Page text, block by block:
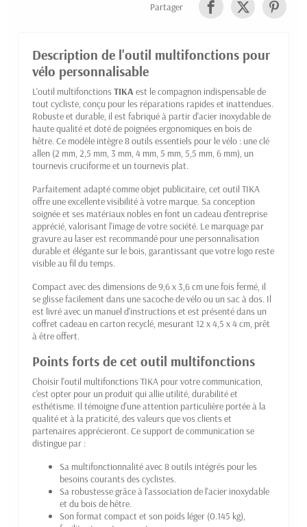
Partager
Description de l'outil multifonctions pour
vélo personnalisable
L'outil multifonctionsTIKA est le compagnon indispensable de
tout cycliste, conçu pour les réparations rapides et inattendues.
Robuste et durable, il est fabriqué à partir d'acier inoxydable de
haute qualité et doté de poignées ergonomiques en bois de
hêtre. Ce modèle intègre 8 outils essentiels pour le vélo : une clé
allen (2 mm, 2,5 mm, 3 mm, 4 mm, 5 mm, 5,5 mm, 6 mm), un
tournevis cruciforme et un tournevis plat.
Parfaitement adapté comme objet publicitaire, cet outil TIKA
offre une excellente visibilité à votre marque. Sa conception
soignée et ses matériaux nobles en font un cadeau d'entreprise
apprécié, valorisant l'image de votre société. Le marquage par
gravure au laser est recommandé pour une personnalisation
durable et élégante sur le bois, garantissant que votre logo reste
visible au fil du temps.
Compact avec des dimensions de 9,6 x 3,6 cm une fois fermé, il
se glisse facilement dans une sacoche de vélo ou un sac à dos. Il
est livré avec un manuel d'instructions et est présenté dans un
coffret cadeau en carton recyclé, mesurant 12 x 4,5 x 4 cm, prêt
à être offert.
Points forts de cet outil multifonctions
Choisir l'outil multifonctions TIKA pour votre communication,
c'est opter pour un produit qui allie utilité, durabilité et
esthétisme. Il témoigne d'une attention particulière portée à la
qualité et à la praticité, des valeurs que vos clients et
partenaires apprécieront. Ce support de communication se
distingue par :
Sa multifonctionnalité avec 8 outils intégrés pour les
besoins courants des cyclistes.
Sa robustesse grâce à l'association de l'acier inoxydable
et du bois de hêtre.
Son format compact et son poids léger (0.145 kg),